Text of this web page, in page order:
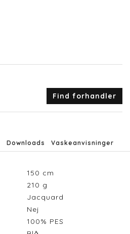
Find forhandler
Downloads Vaskeanvisninger
150 cm
210 g
Jacquard
Nej
100% PES